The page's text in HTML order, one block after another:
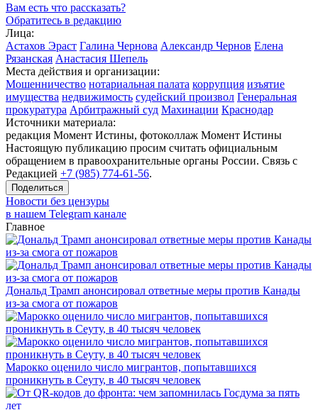
Вам есть что рассказать?
Обратитесь в редакцию
Лица:
Астахов Эраст Галина Чернова Александр Чернов Елена
Рязанская Анастасия Шепель
Места действия и организации:
Мошенничество нотариальная палата коррупция изъятие
имущества недвижимость судейский произвол Генеральная
прокуратура Арбитражный суд Махинации Краснодар
Источники материала:
редакция Момент Истины, фотоколлаж Момент Истины
Настоящую публикацию просим считать официальным
обращением в правоохранительные органы России. Связь с
Редакцией +7 (985) 774-61-56.
Поделиться
Новости без цензуры
в нашем Telegram канале
Главное
Дональд Трамп анонсировал ответные меры против Канады
из-за смога от пожаров
Марокко оценило число мигрантов, попытавшихся
проникнуть в Сеуту, в 40 тысяч человек